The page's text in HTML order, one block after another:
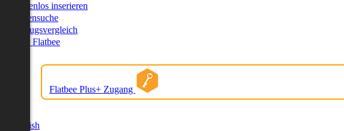
Kostenlos inserieren
Kartensuche
Umzugsvergleich
Über Flatbee
Flatbee Plus+ Zugang
English